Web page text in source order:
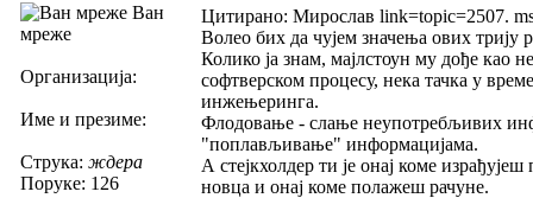
Ван
мреже
Организација:
Име и презиме:
Струка: ждера
Поруке: 126
Цитирано: Мирослав link=topic=2507.
Волео бих да чујем значења ових трију
Колико ја знам, мајлстоун му дође као
софтверском процесу, нека тачка у
инжењеринга.
Флодовање - слање неупотребљивих
"поплављивање" информацијама.
А стејкхолдер ти је онај коме
новца и онај коме полажеш рачуне.